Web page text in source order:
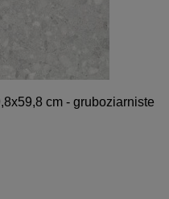
cm - gruboziarniste